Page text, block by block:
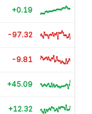
+0.19
-97.32
-9.81
+45.09
+12.32